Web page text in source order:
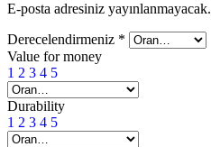
E-posta adresiniz yayınlanmayacak.
Derecelendirmeniz *
Value for money
1 2 3 4 5
Durability
1 2 3 4 5